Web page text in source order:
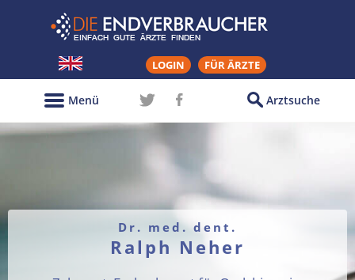
LOGIN FÜR ÄRZTE
Arztsuche
Menü
Dr. med. dent.
Ralph Neher